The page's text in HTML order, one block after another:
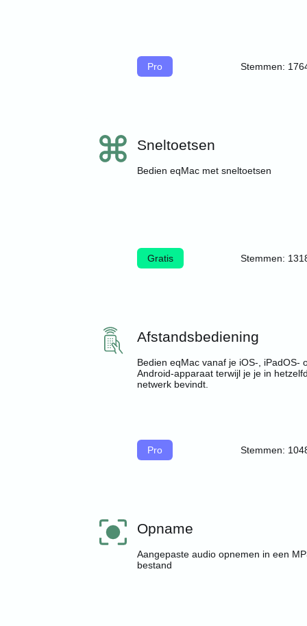
Pro Stemmen:
Sneltoetsen
Bedien eqMac met sneltoetsen
Gratis Stemmen:
Afstandsbediening
Bedien eqMac vanaf je iOS-, iPadOS-
Android-apparaat terwijl je je in
netwerk bevindt.
Pro Stemmen:
Opname
Aangepaste audio opnemen in een
bestand